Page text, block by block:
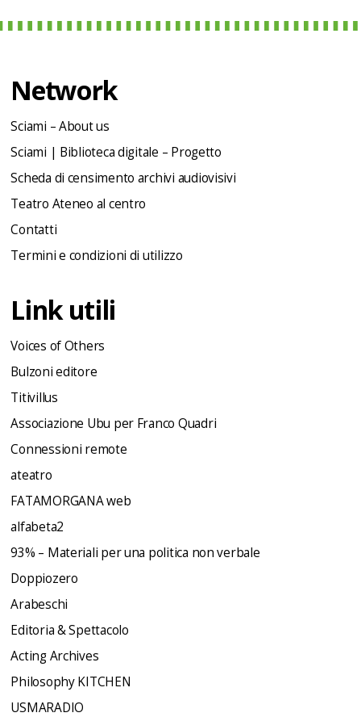
Network
Sciami – About us
Sciami | Biblioteca digitale – Progetto
Scheda di censimento archivi audiovisivi
Teatro Ateneo al centro
Contatti
Termini e condizioni di utilizzo
Link utili
Voices of Others
Bulzoni editore
Titivillus
Associazione Ubu per Franco Quadri
Connessioni remote
ateatro
FATAMORGANA web
alfabeta2
93% – Materiali per una politica non verbale
Doppiozero
Arabeschi
Editoria & Spettacolo
Acting Archives
Philosophy KITCHEN
USMARADIO